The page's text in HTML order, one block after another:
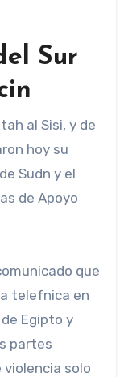
Sur
al Sisi, y de
hoy su
Sudn y el
de Apoyo
que
telefnica en
Egipto y
partes
violencia solo